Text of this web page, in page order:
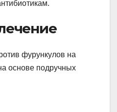
фурункулов на
основе подручных